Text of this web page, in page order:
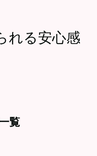
れる安心感
覧